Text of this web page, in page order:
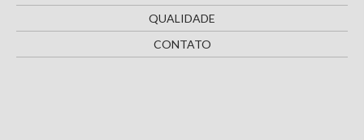
QUALIDADE
CONTATO